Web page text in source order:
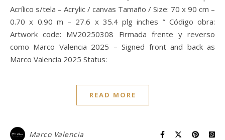
Acrílico s/tela – Acrylic / canvas Tamaño / Size: 70 x 90 cm –
0.70 x 0.90 m – 27.6 x 35.4 plg inches ” Código obra:
Artwork code: MV20250308 Firmada frente y reverso
como Marco Valencia 2025 – Signed front and back as
Marco Valencia 2025 Status:
READ MORE
Marco Valencia